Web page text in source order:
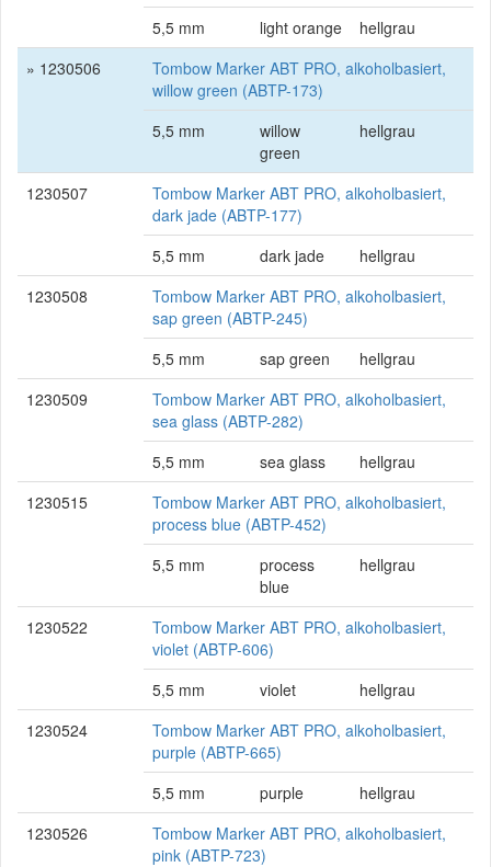
5,5 mm light orange
hellgrau
» 1230506
Tombow Marker ABT PRO, alkoholbasiert,
willow green (ABTP-173)
5,5 mm
willow
green
hellgrau
1230507
Tombow Marker ABT PRO, alkoholbasiert,
dark jade (ABTP-177)
5,5 mm
dark jade
hellgrau
1230508
Tombow Marker ABT PRO, alkoholbasiert,
sap green (ABTP-245)
5,5 mm
sap green
hellgrau
1230509
Tombow Marker ABT PRO, alkoholbasiert,
sea glass (ABTP-282)
5,5 mm
sea glass
hellgrau
1230515
Tombow Marker ABT PRO, alkoholbasiert,
process blue (ABTP-452)
5,5 mm
process
blue
hellgrau
1230522
Tombow Marker ABT PRO, alkoholbasiert,
violet (ABTP-606)
5,5 mm
violet
hellgrau
1230524
Tombow Marker ABT PRO, alkoholbasiert,
purple (ABTP-665)
5,5 mm
purple
hellgrau
1230526
Tombow Marker ABT PRO, alkoholbasiert,
pink (ABTP-723)